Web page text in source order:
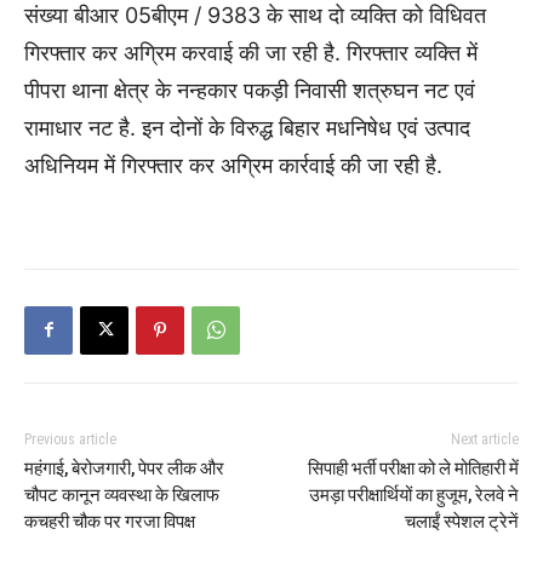
संख्या बीआर 05बीएम / 9383 के साथ दो व्यक्ति को विधिवत
गिरफ्तार कर अग्रिम करवाई की जा रही है. गिरफ्तार व्यक्ति में
पीपरा थाना क्षेत्र के नन्हकार पकड़ी निवासी शत्रुघन नट एवं
रामाधार नट है. इन दोनों के विरुद्ध बिहार मधनिषेध एवं उत्पाद
अधिनियम में गिरफ्तार कर अग्रिम कार्रवाई की जा रही है.
Previous article
महंगाई, बेरोजगारी, पेपर लीक और
चौपट कानून व्यवस्था के खिलाफ
कचहरी चौक पर गरजा विपक्ष
Next article
सिपाही भर्ती परीक्षा को ले मोतिहारी में
उमड़ा परीक्षार्थियों का हुजूम, रेलवे ने
चलाईं स्पेशल ट्रेनें